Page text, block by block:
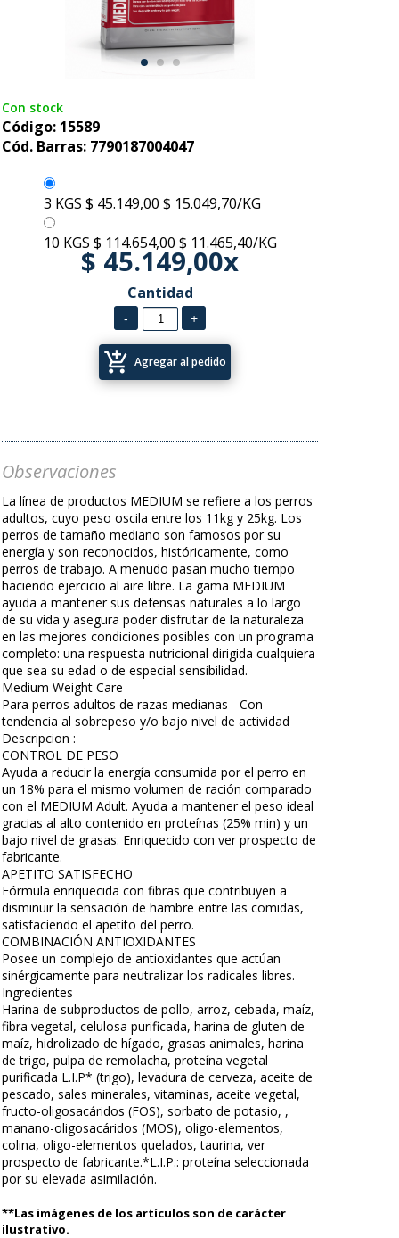
Con stock
Código: 15589
Cód. Barras: 7790187004047
3 KGS $ 45.149,00 $ 15.049,70/KG
10 KGS $ 114.654,00 $ 11.465,40/KG
$ 45.149,00x
Cantidad
add_shopping_cart Agregar al pedido
Observaciones
La línea de productos MEDIUM se refiere a los perros
adultos, cuyo peso oscila entre los 11kg y 25kg. Los
perros de tamaño mediano son famosos por su
energía y son reconocidos, históricamente, como
perros de trabajo. A menudo pasan mucho tiempo
haciendo ejercicio al aire libre. La gama MEDIUM
ayuda a mantener sus defensas naturales a lo largo
de su vida y asegura poder disfrutar de la naturaleza
en las mejores condiciones posibles con un programa
completo: una respuesta nutricional dirigida cualquiera
que sea su edad o de especial sensibilidad.
Medium Weight Care
Para perros adultos de razas medianas - Con
tendencia al sobrepeso y/o bajo nivel de actividad
Descripcion :
CONTROL DE PESO
Ayuda a reducir la energía consumida por el perro en
un 18% para el mismo volumen de ración comparado
con el MEDIUM Adult. Ayuda a mantener el peso ideal
gracias al alto contenido en proteínas (25% min) y un
bajo nivel de grasas. Enriquecido con ver prospecto de
fabricante.
APETITO SATISFECHO
Fórmula enriquecida con fibras que contribuyen a
disminuir la sensación de hambre entre las comidas,
satisfaciendo el apetito del perro.
COMBINACIÓN ANTIOXIDANTES
Posee un complejo de antioxidantes que actúan
sinérgicamente para neutralizar los radicales libres.
Ingredientes
Harina de subproductos de pollo, arroz, cebada, maíz,
fibra vegetal, celulosa purificada, harina de gluten de
maíz, hidrolizado de hígado, grasas animales, harina
de trigo, pulpa de remolacha, proteína vegetal
purificada L.I.P* (trigo), levadura de cerveza, aceite de
pescado, sales minerales, vitaminas, aceite vegetal,
fructo-oligosacáridos (FOS), sorbato de potasio, ,
manano-oligosacáridos (MOS), oligo-elementos,
colina, oligo-elementos quelados, taurina, ver
prospecto de fabricante.*L.I.P.: proteína seleccionada
por su elevada asimilación.
**Las imágenes de los artículos son de carácter
ilustrativo.